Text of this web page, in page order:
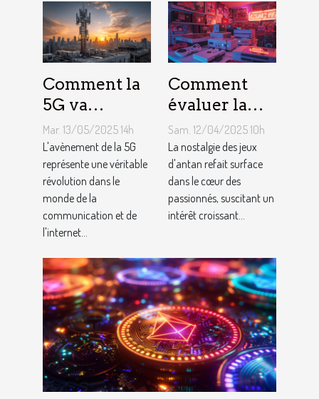
Comment la
5G va
transformer
l'internet des
objets
Analyse de
l'impact et
des
Mar. 13/05/2025 14h
L'avènement de la 5G
représente une véritable
révolution dans le
monde de la
communication et de
l'internet...
Comment
évaluer la
valeur de vos
consoles de
jeux vidéo
rétro
Sam. 12/04/2025 10h
La nostalgie des jeux
d'antan refait surface
dans le cœur des
passionnés, suscitant un
intérêt croissant...